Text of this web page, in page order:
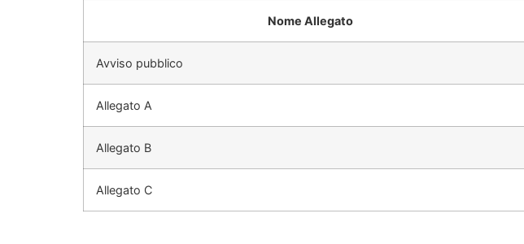
Nome Allegato
Avviso pubblico
Allegato A
Allegato B
Allegato C